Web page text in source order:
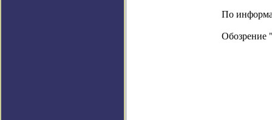
По
Обозрение